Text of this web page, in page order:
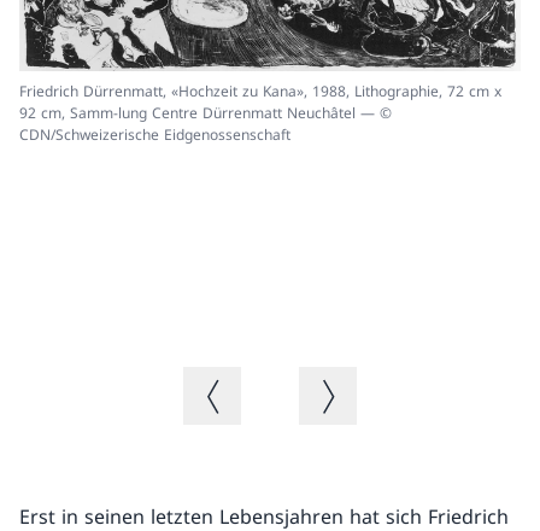
Friedrich Dürrenmatt, «Hochzeit zu Kana», 1988, Lithographie, 72 cm x
92 cm, Samm-lung Centre Dürrenmatt Neuchâtel — ©
CDN/Schweizerische Eidgenossenschaft
Vorheriges BildNächstes Bild
Erst in seinen letzten Lebensjahren hat sich Friedrich